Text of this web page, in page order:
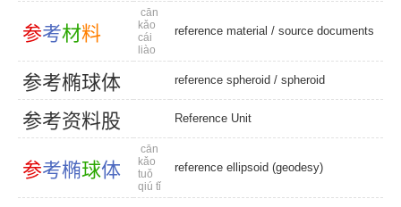
参考材料
cān
kǎo
cái
liào
reference material / source documents
参考椭球体 reference spheroid / spheroid
参考资料股 Reference Unit
参考椭球体
cān
kǎo
tuǒ
qiú tǐ
reference ellipsoid (geodesy)